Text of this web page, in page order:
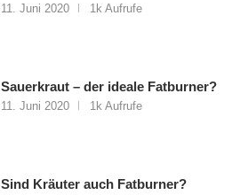
11. Juni 2020 1k Aufrufe
Sauerkraut – der ideale Fatburner?
11. Juni 2020 1k Aufrufe
Sind Kräuter auch Fatburner?